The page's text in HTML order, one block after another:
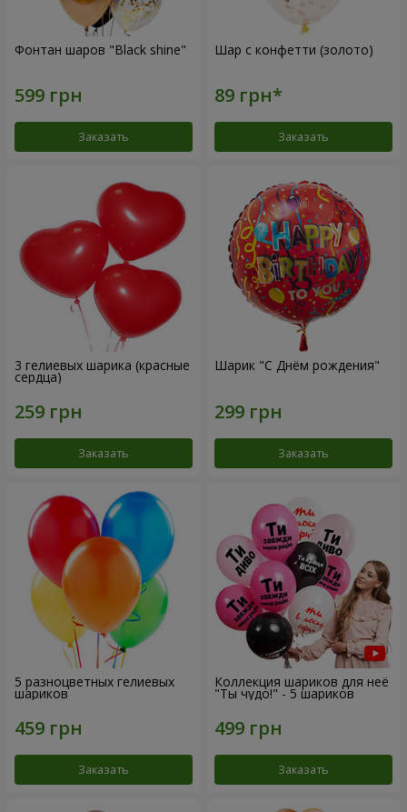
Фонтан шаров "Black shine"
Заказать
Шар с конфетти (золото)
Заказать
3 гелиевых шарика (красные
сердца)
Заказать
Шарик "С Днём рождения"
Заказать
5 разноцветных гелиевых
шариков
Заказать
Коллекция шариков для неё
"Ты чудо!" - 5 шариков
Заказать